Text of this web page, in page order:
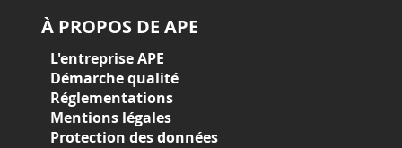
À PROPOS DE APE
L'entreprise APE
Démarche qualité
Réglementations
Mentions légales
Protection des données